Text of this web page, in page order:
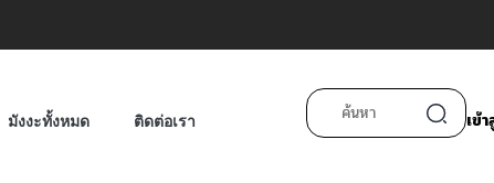
มังงะทั้งหมด ติดต่อเรา เข้